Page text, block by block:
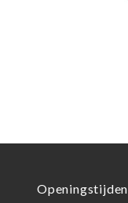
Openingstijden